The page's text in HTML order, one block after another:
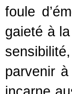
foule
gaieté à
parvenir